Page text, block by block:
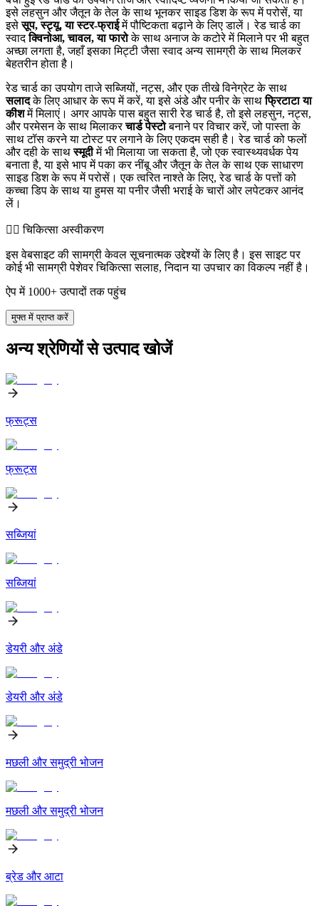
इसे लहसुन और जैतून के तेल के साथ भूनकर साइड डिश के रूप में परोसें, या
इसेसूप, स्ट्यू, या स्टर-फ्राईमें पौष्टिकता बढ़ाने के लिए डालें। रेड चार्ड का
स्वादक्विनोआ, चावल, या फारोके साथ अनाज के कटोरे में मिलाने पर भी बहुत
अच्छा लगता है, जहाँ इसका मिट्टी जैसा स्वाद अन्य सामग्री के साथ मिलकर
बेहतरीन होता है।
रेड चार्ड का उपयोग ताजे सब्जियों, नट्स, और एक तीखे विनेग्रेट के साथ
सलादके लिए आधार के रूप में करें, या इसे अंडे और पनीर के साथफ्रिटाटा या
कीशमें मिलाएं। अगर आपके पास बहुत सारी रेड चार्ड है, तो इसे लहसुन, नट्स,
और परमेसन के साथ मिलाकरचार्ड पेस्टोबनाने पर विचार करें, जो पास्ता के
साथ टॉस करने या टोस्ट पर लगाने के लिए एकदम सही है। रेड चार्ड को फलों
और दही के साथस्मूदीमें भी मिलाया जा सकता है, जो एक स्वास्थ्यवर्धक पेय
बनाता है, या इसे भाप में पका कर नींबू और जैतून के तेल के साथ एक साधारण
साइड डिश के रूप में परोसें। एक त्वरित नाश्ते के लिए, रेड चार्ड के पत्तों को
कच्चा डिप के साथ या हुमस या पनीर जैसी भराई के चारों ओर लपेटकर आनंद
लें।
👨‍⚕️️ चिकित्सा अस्वीकरण
इस वेबसाइट की सामग्री केवल सूचनात्मक उद्देश्यों के लिए है। इस साइट पर
कोई भी सामग्री पेशेवर चिकित्सा सलाह, निदान या उपचार का विकल्प नहीं है।
ऐप में 1000+ उत्पादों तक पहुंच
मुफ्त में प्राप्त करें
अन्य श्रेणियों से उत्पाद खोजें
फ्रूट्स
फ्रूट्स
सब्जियां
सब्जियां
डेयरी और अंडे
डेयरी और अंडे
मछली और समुद्री भोजन
मछली और समुद्री भोजन
ब्रेड और आटा